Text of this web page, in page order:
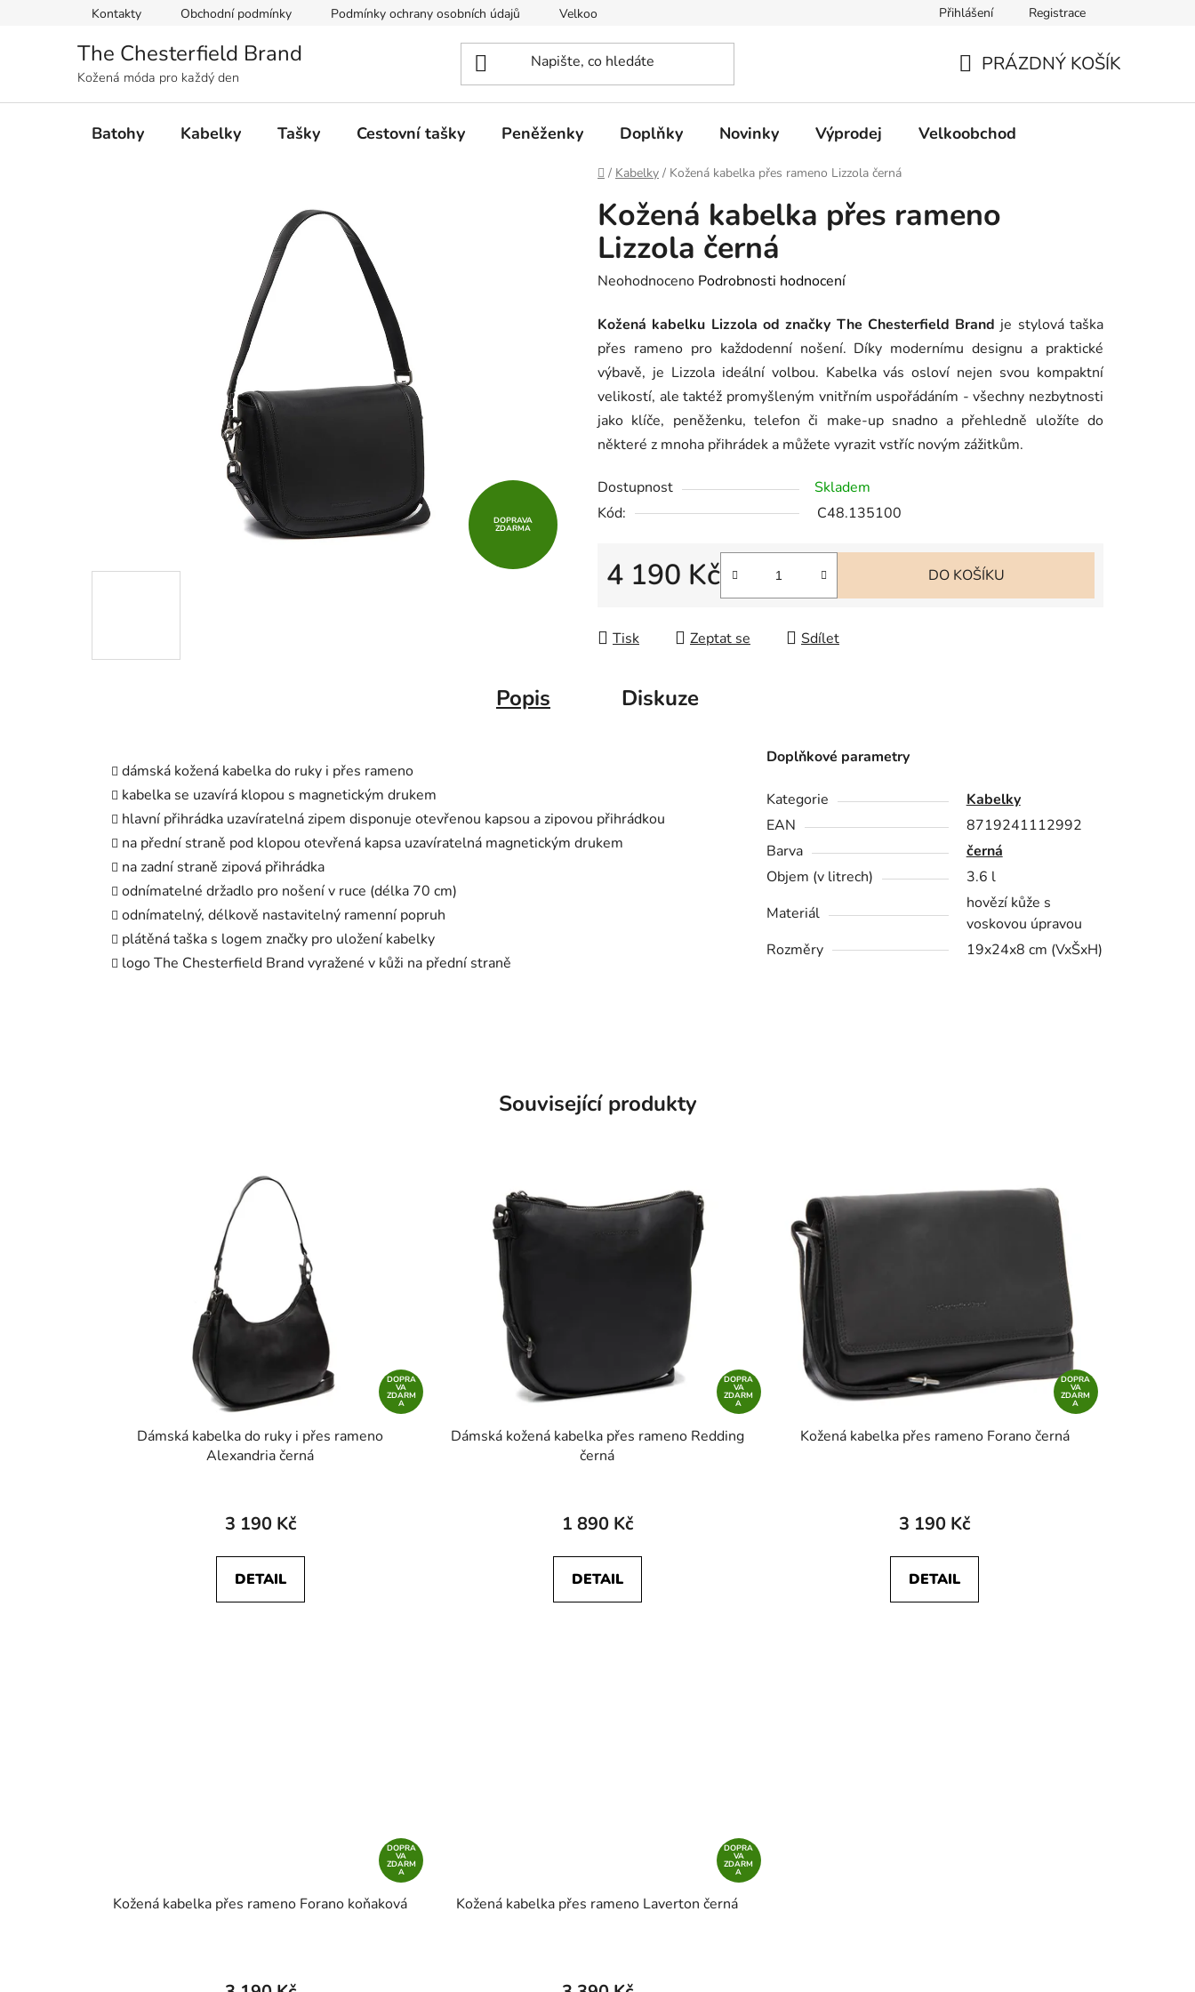
Kontakty Obchodní podmínky Podmínky ochrany osobních údajů Velkoobchod Přihlášení Registrace
The Chesterfield Brand
Kožená móda pro každý den
KOŠÍK
PRÁZDNÝ KOŠÍK
Batohy Kabelky Tašky Cestovní tašky Peněženky Doplňky Novinky Výprodej Velkoobchod
Domů
/ Kabelky / Kožená kabelka přes rameno Lizzola černá
Kožená kabelka přes rameno
Lizzola černá
Průměrné
produktu
je
0,0
z
5
hvězdiček.
Neohodnoceno Podrobnosti hodnocení
Kožená kabelku Lizzola od značky The Chesterfield Brand je stylová taška
přes rameno pro každodenní nošení. Díky modernímu designu a praktické
výbavě, je Lizzola ideální volbou. Kabelka vás osloví nejen svou kompaktní
velikostí, ale taktéž promyšleným vnitřním uspořádáním - všechny nezbytnosti
jako klíče, peněženku, telefon či make-up snadno a přehledně uložíte do
některé z mnoha přihrádek a můžete vyrazit vstříc novým zážitkům.
Dostupnost
Skladem
Kód:
C48.135100
4 190 Kč DO KOŠÍKU
Tisk Zeptat se Sdílet
DOPRAVA
ZDARMA
Popis Diskuze
dámská kožená kabelka do ruky i přes rameno
kabelka se uzavírá klopou s magnetickým drukem
hlavní přihrádka uzavíratelná zipem disponuje otevřenou kapsou a zipovou přihrádkou
na přední straně pod klopou otevřená kapsa uzavíratelná magnetickým drukem
na zadní straně zipová přihrádka
odnímatelné držadlo pro nošení v ruce (délka 70 cm)
odnímatelný, délkově nastavitelný ramenní popruh
plátěná taška s logem značky pro uložení kabelky
logo The Chesterfield Brand vyražené v kůži na přední straně
Doplňkové parametry
Kategorie
Kabelky
EAN
8719241112992
Barva
černá
Objem (v litrech)
3.6 l
Materiál
hovězí kůže s
voskovou úpravou
Rozměry
19x24x8 cm (VxŠxH)
Související produkty
DOPRA
VA
ZDARM
A
Dámská kabelka do ruky i přes rameno
Alexandria černá
3 190 Kč
DETAIL
DOPRA
VA
ZDARM
A
Dámská kožená kabelka přes rameno Redding
černá
1 890 Kč
DETAIL
DOPRA
VA
ZDARM
A
Kožená kabelka přes rameno Forano černá
3 190 Kč
DETAIL
DOPRA
VA
ZDARM
A
Kožená kabelka přes rameno Forano koňaková
DOPRA
VA
ZDARM
A
Kožená kabelka přes rameno Laverton černá